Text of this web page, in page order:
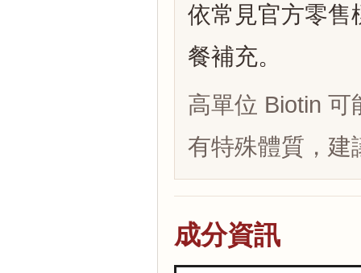
依常見官方零售
餐補充。
高單位 Biotin
有特殊體質，建
成分資訊